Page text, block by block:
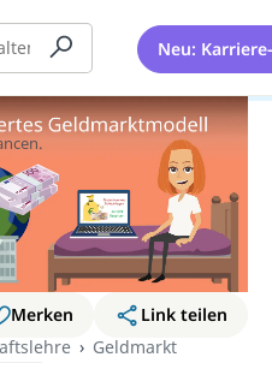
Neu:
Merken
Link teilen
Geldmarkt